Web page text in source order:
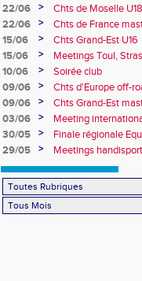
22/06
>
Chts de Moselle
22/06
>
Chts de France
15/06
>
Chts Grand-Est U16
15/06
>
Meetings Toul,
10/06
>
Soirée club
09/06
>
Chts d'Europe off-
09/06
>
Chts Grand-Est
03/06
>
Meeting
30/05
>
Finale régionale
29/05
> Meetings